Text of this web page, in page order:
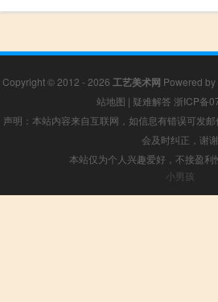
Copyright © 2012 - 2026 工艺美术网 Powered by
站地图 | 疑难解答 浙ICP备
声明：本站内容来自互联网，如信息有错误可发
会及时纠正，谢谢
本站仅为个人兴趣爱好，不接盈利
小男孩